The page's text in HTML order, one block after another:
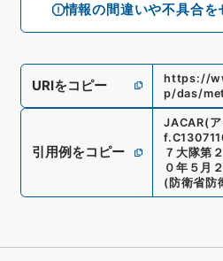
情報の間違いや不具合を
URIをコピー
https://
p/das/
引用例をコピー
JACAR(
f.
７大隊第
０年５月
(防衛省防